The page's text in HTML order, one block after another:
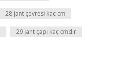
28 jant çevresi kaç cm
29 jant çapı kaç cmdir